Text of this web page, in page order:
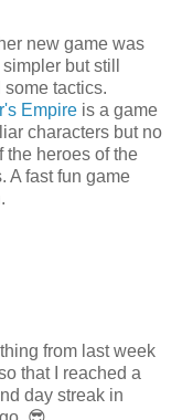
new game was
but still
some tactics.
Empireis a game
characters but no
the heroes of the
A fast fun game
from last week
that I reached a
day streak in